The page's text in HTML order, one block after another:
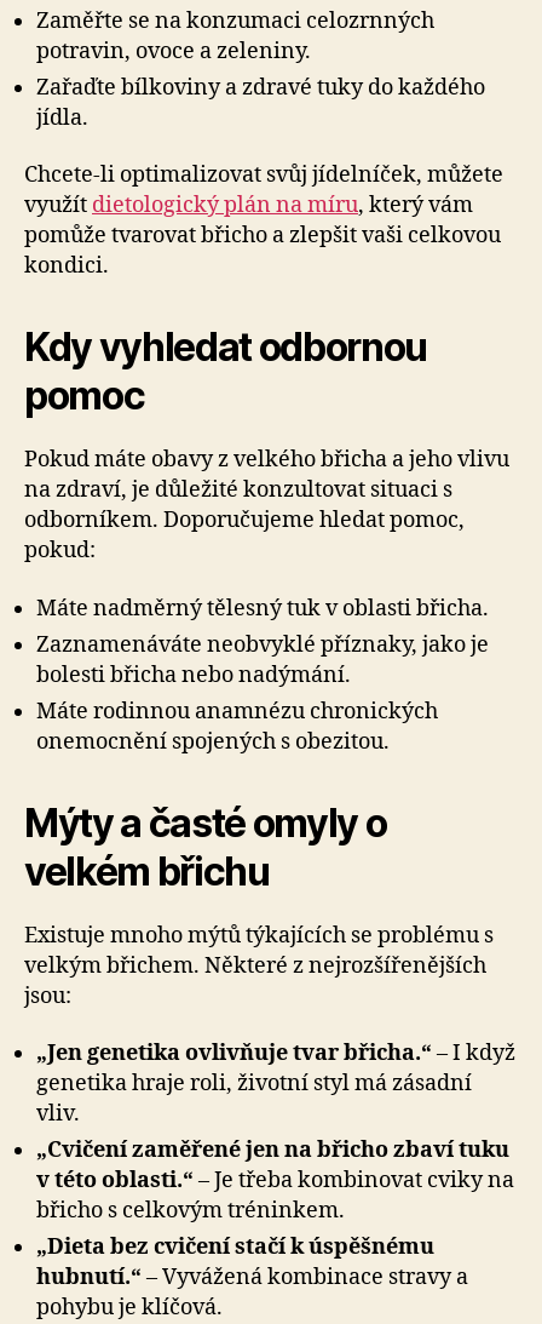
Zaměřte se na konzumaci celozrnných
potravin, ovoce a zeleniny.
Zařaďte bílkoviny a zdravé tuky do každého
jídla.
Chcete-li optimalizovat svůj jídelníček, můžete
využít dietologický plán na míru, který vám
pomůže tvarovat břicho a zlepšit vaši celkovou
kondici.
Kdy vyhledat odbornou
pomoc
Pokud máte obavy z velkého břicha a jeho vlivu
na zdraví, je důležité konzultovat situaci s
odborníkem. Doporučujeme hledat pomoc,
pokud:
Máte nadměrný tělesný tuk v oblasti břicha.
Zaznamenáváte neobvyklé příznaky, jako je
bolesti břicha nebo nadýmání.
Máte rodinnou anamnézu chronických
onemocnění spojených s obezitou.
Mýty a časté omyly o
velkém břichu
Existuje mnoho mýtů týkajících se problému s
velkým břichem. Některé z nejrozšířenějších
jsou:
„Jen genetika ovlivňuje tvar břicha.“ – I když
genetika hraje roli, životní styl má zásadní
vliv.
„Cvičení zaměřené jen na břicho zbaví tuku
v této oblasti.“ – Je třeba kombinovat cviky na
břicho s celkovým tréninkem.
„Dieta bez cvičení stačí k úspěšnému
hubnutí.“ – Vyvážená kombinace stravy a
pohybu je klíčová.